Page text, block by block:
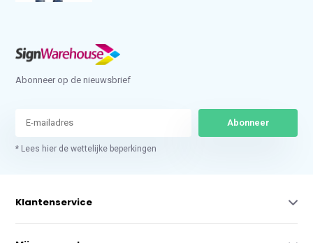
Abonneer op de nieuwsbrief
Abonneer
* Lees hier de wettelijke beperkingen
Klantenservice